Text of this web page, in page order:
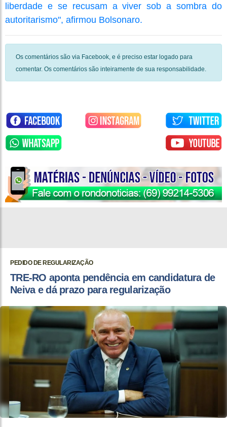
liberdade e se recusam a viver sob a sombra do
autoritarismo", afirmou Bolsonaro.
Os comentários são via Facebook, e é preciso estar logado para
comentar. Os comentários são inteiramente de sua responsabilidade.
PEDIDO DE REGULARIZAÇÃO
TRE-RO aponta pendência em candidatura de
Neiva e dá prazo para regularização